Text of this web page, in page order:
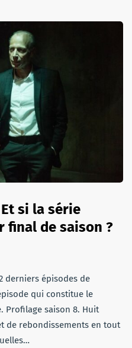
si la série
final de saison ?
derniers épisodes de
qui constitue le
Profilage saison 8. Huit
de rebondissements en tout